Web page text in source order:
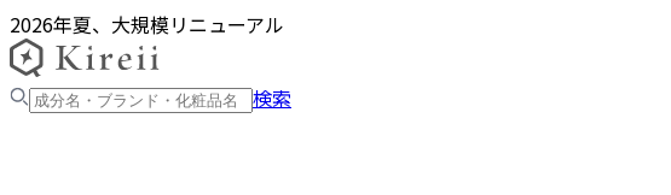
2026年夏、大規模リニューアル
検索